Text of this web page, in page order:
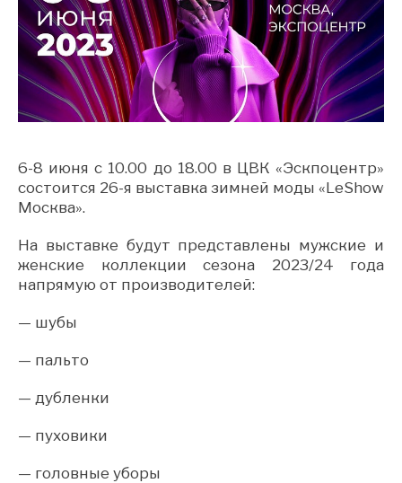
6-8 июня с 10.00 до 18.00 в ЦВК «Эскпоцентр»
состоится 26-я выставка зимней моды «LeShow
Москва».
На выставке будут представлены мужские и
женские коллекции сезона 2023/24 года
напрямую от производителей:
— шубы
— пальто
— дубленки
— пуховики
— головные уборы